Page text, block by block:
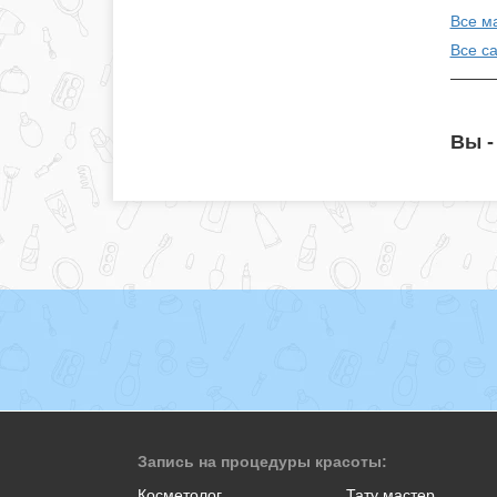
Все
Все
Вы -
Запись на процедуры красоты: